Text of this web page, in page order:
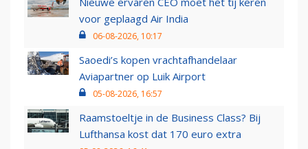
voor geplaagd Air India
06-08-2026, 10:17
Saoedi’s kopen vrachtafhandelaar
Aviapartner op Luik Airport
05-08-2026, 16:57
Raamstoeltje in de Business Class? Bij
Lufthansa kost dat 170 euro extra